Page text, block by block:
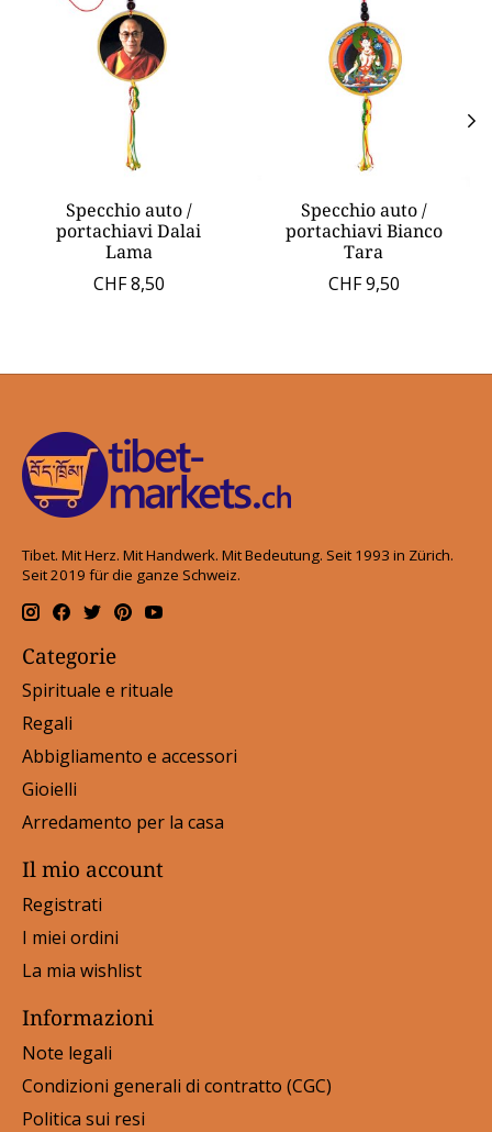
Specchio auto /
portachiavi Dalai
Lama
CHF 8,50
Specchio auto /
portachiavi Bianco
Tara
CHF 9,50
Tibet. Mit Herz. Mit Handwerk. Mit Bedeutung. Seit 1993 in Zürich.
Seit 2019 für die ganze Schweiz.
Categorie
Spirituale e rituale
Regali
Abbigliamento e accessori
Gioielli
Arredamento per la casa
Il mio account
Registrati
I miei ordini
La mia wishlist
Informazioni
Note legali
Condizioni generali di contratto (CGC)
Politica sui resi